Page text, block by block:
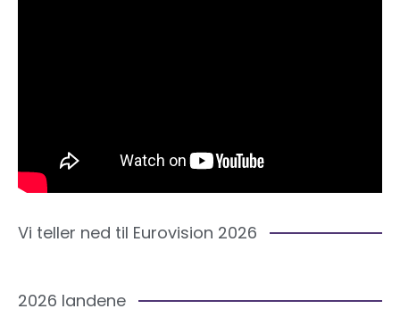
Vi teller ned til Eurovision 2026
2026 landene